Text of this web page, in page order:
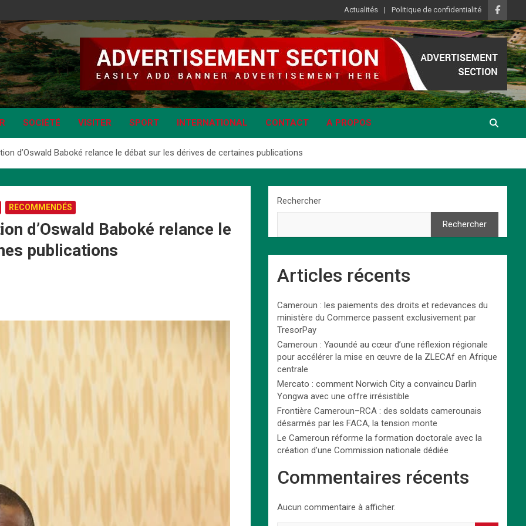
Actualités Politique de confidentialité
SOCIÉTÉ VISITER SPORT INTERNATIONAL CONTACT A PROPOS
d’Oswald Baboké relance le débat sur les dérives de certaines publications
RECOMMENDÉS
d’Oswald Baboké relance le
publications
Rechercher
Rechercher
Articles récents
Cameroun : les paiements des droits et redevances du
ministère du Commerce passent exclusivement par
TresorPay
Cameroun : Yaoundé au cœur d’une réflexion régionale
pour accélérer la mise en œuvre de la ZLECAf en Afrique
centrale
Mercato : comment Norwich City a convaincu Darlin
Yongwa avec une offre irrésistible
Frontière Cameroun–RCA : des soldats camerounais
désarmés par les FACA, la tension monte
Le Cameroun réforme la formation doctorale avec la
création d’une Commission nationale dédiée
Commentaires récents
Aucun commentaire à afficher.